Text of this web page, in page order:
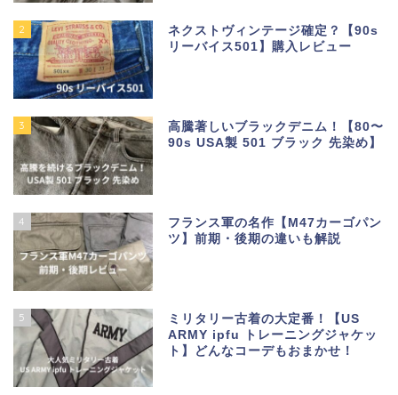
2
ネクストヴィンテージ確定？【90s
リーバイス501】購入レビュー
3
高騰著しいブラックデニム！【80〜
90s USA製 501 ブラック 先染め】
4
フランス軍の名作【M47カーゴパン
ツ】前期・後期の違いも解説
5
ミリタリー古着の大定番！【US
ARMY ipfu トレーニングジャケッ
ト】どんなコーデもおまかせ！